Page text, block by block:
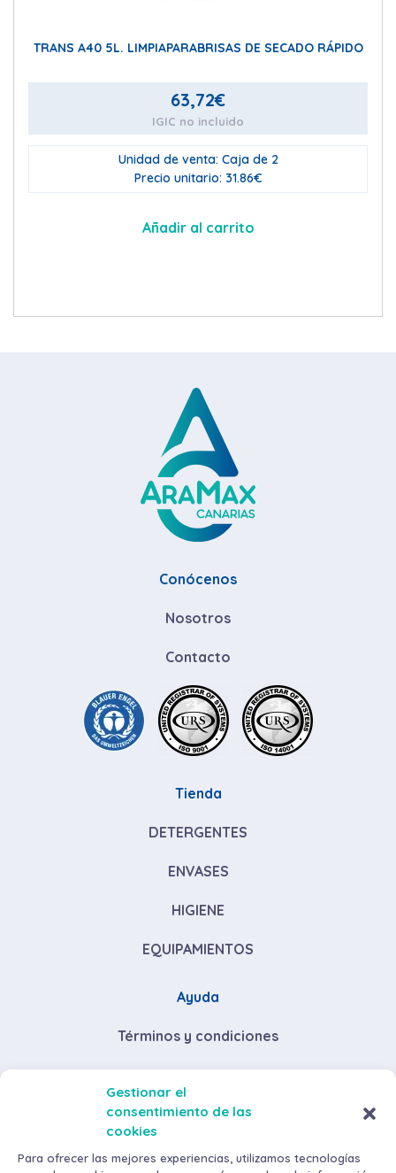
Gestionar el
consentimiento de las
cookies
Para ofrecer las mejores experiencias, utilizamos tecnologías
TRANS A40 5L. LIMPIAPARABRISAS DE SECADO RÁPIDO
63,72€
IGIC no incluido
Unidad de venta: Caja de 2
Precio unitario: 31.86€
Añadir al carrito
Conócenos
Nosotros
Contacto
Tienda
DETERGENTES
ENVASES
HIGIENE
EQUIPAMIENTOS
Ayuda
Términos y condiciones
Descuentos por volumen de compra
Envíos y devoluciones
Métodos de pago